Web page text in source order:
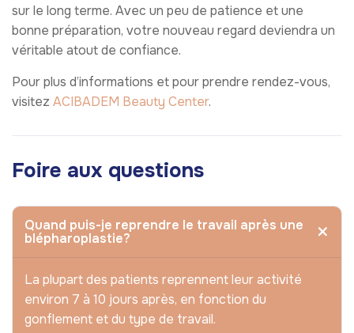
sur le long terme. Avec un peu de patience et une
bonne préparation, votre nouveau regard deviendra un
véritable atout de confiance.
Pour plus d’informations et pour prendre rendez-vous,
visitez ACIBADEM Beauty Center.
Foire aux questions
Quand puis-je reprendre le travail après une
blépharoplastie?
La plupart des patients reprennent leur activité
environ 7 à 10 jours après, en fonction du
gonflement et du type de travail.